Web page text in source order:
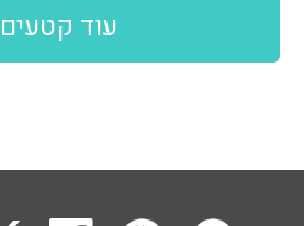
עוד קטעים